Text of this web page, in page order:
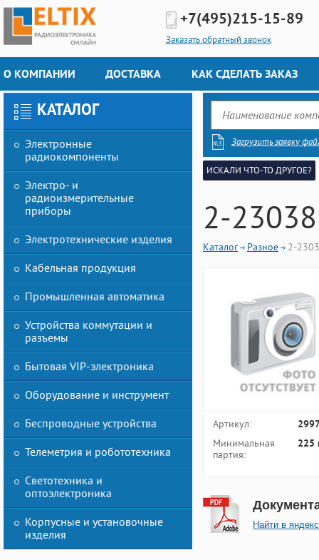
+7(495)215-15-89
Заказать обратный звонок
О КОМПАНИИ ДОСТАВКА КАК СДЕЛАТЬ ЗАКАЗ
КАТАЛОГ
Электронные
радиокомпоненты
Электро- и
радиоизмерительные
приборы
Электротехнические изделия
Кабельная продукция
Промышленная автоматика
Устройства коммутации и
разъемы
Бытовая VIP-электроника
Оборудование и инструмент
Беспроводные устройства
Телеметрия и робототехника
Светотехника и
оптоэлектроника
Корпусные и установочные
изделия
Загрузить заявку
ИСКАЛИ ЧТО-ТО ДРУГОЕ?
2-
Каталог Разное 2-
Артикул:
Минимальная
партия:
225
Найти в яндекс